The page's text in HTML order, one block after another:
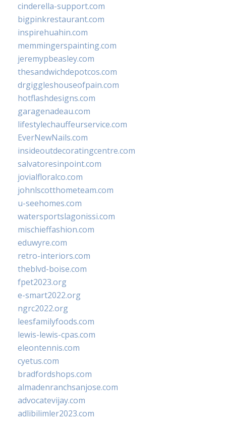
cinderella-support.com
bigpinkrestaurant.com
inspirehuahin.com
memmingerspainting.com
jeremypbeasley.com
thesandwichdepotcos.com
drgiggleshouseofpain.com
hotflashdesigns.com
garagenadeau.com
lifestylechauffeurservice.com
EverNewNails.com
insideoutdecoratingcentre.com
salvatoresinpoint.com
jovialfloralco.com
johnlscotthometeam.com
u-seehomes.com
watersportslagonissi.com
mischieffashion.com
eduwyre.com
retro-interiors.com
theblvd-boise.com
fpet2023.org
e-smart2022.org
ngrc2022.org
leesfamilyfoods.com
lewis-lewis-cpas.com
eleontennis.com
cyetus.com
bradfordshops.com
almadenranchsanjose.com
advocatevijay.com
adlibilimler2023.com